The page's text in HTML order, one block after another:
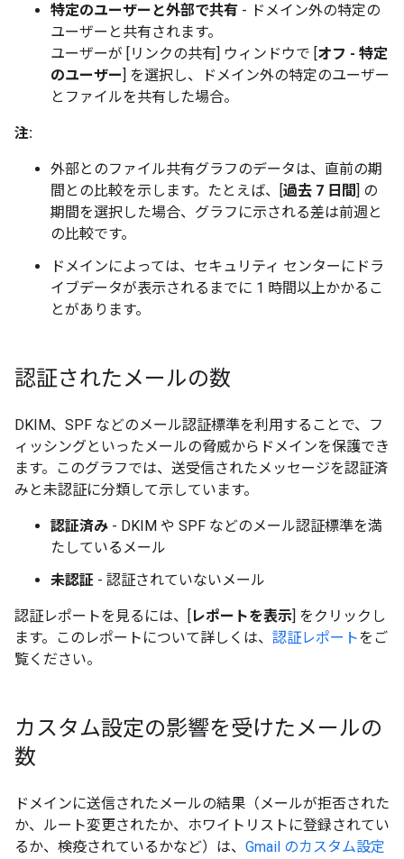
特定のユーザーと外部で共有 - ドメイン外の特定の
ユーザーと共有されます。
ユーザーが [リンクの共有] ウィンドウで [ オフ - 特定
のユーザー ] を選択し、ドメイン外の特定のユーザー
とファイルを共有した場合。
注:
外部とのファイル共有グラフのデータは、直前の期
間との比較を示します。たとえば、[ 過去 7 日間 ] の
期間を選択した場合、グラフに示される差は前週と
の比較です。
ドメインによっては、セキュリティ センターにドラ
イブデータが表示されるまでに 1 時間以上かかるこ
とがあります。
認証されたメールの数
DKIM、SPF などのメール認証標準を利用することで、フ
ィッシングといったメールの脅威からドメインを保護でき
ます。このグラフでは、送受信されたメッセージを認証済
み と未認証に分類して示しています。
認証済み - DKIM や SPF などのメール認証標準を満
たしているメール
未認証 - 認証されていないメール
認証 レポートを見るには、[ レポートを表示 ] をクリックし
ます。このレポートについて詳しくは、 認証レポートをご
覧ください。
カスタム設定の影響を受けたメールの
数
ドメインに送信されたメールの結果（メールが拒否された
か、ルート変更されたか、ホワイトリストに登録されてい
るか、検疫されているかなど）は、 Gmail のカスタム設定